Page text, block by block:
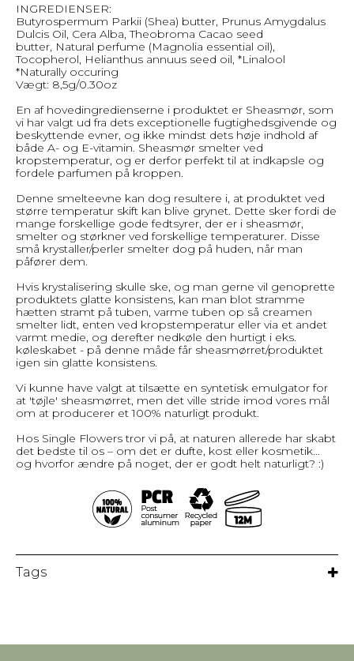
INGREDIENSER:
Butyrospermum Parkii (Shea) butter, Prunus Amygdalus
Dulcis Oil, Cera Alba, Theobroma Cacao seed
butter, Natural perfume (Magnolia essential oil),
Tocopherol, Helianthus annuus seed oil, *Linalool
*Naturally occuring
Vægt: 8,5g/0.30oz
En af hovedingredienserne i produktet er Sheasmør, som
vi har valgt ud fra dets exceptionelle fugtighedsgivende og
beskyttende evner, og ikke mindst dets høje indhold af
både A- og E-vitamin. Sheasmør smelter ved
kropstemperatur, og er derfor perfekt til at indkapsle og
fordele parfumen på kroppen.
Denne smelteevne kan dog resultere i, at produktet ved
større temperatur skift kan blive grynet. Dette sker fordi de
mange forskellige gode fedtsyrer, der er i sheasmør,
smelter og størkner ved forskellige temperaturer. Disse
små krystaller/perler smelter dog på huden, når man
påfører dem.
Hvis krystalisering skulle ske, og man gerne vil genoprette
produktets glatte konsistens, kan man blot stramme
hætten stramt på tuben, varme tuben op så creamen
smelter lidt, enten ved kropstemperatur eller via et andet
varmt medie, og derefter nedkøle den hurtigt i eks.
køleskabet - på denne måde får sheasmørret/produktet
igen sin glatte konsistens.
Vi kunne have valgt at tilsætte en syntetisk emulgator for
at 'tøjle' sheasmørret, men det ville stride imod vores mål
om at producerer et 100% naturligt produkt.
Hos Single Flowers tror vi på, at naturen allerede har skabt
det bedste til os – om det er dufte, kost eller kosmetik…
og hvorfor ændre på noget, der er godt helt naturligt? :)
Tags